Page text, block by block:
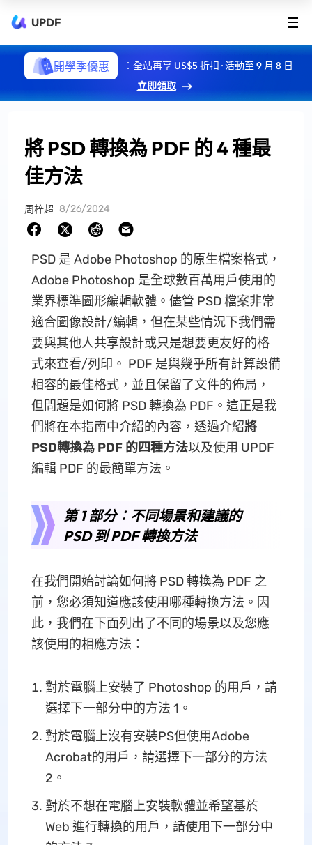
UPDF
開學季優惠
：全站再享 US$5 折扣 · 活動至 9 月 8 日
立即領取
將 PSD 轉換為 PDF 的 4 種最
佳方法
周梓超 8/26/2024
PSD 是 Adob​​e Photoshop 的原生檔案格式，
Adobe Photoshop 是全球數百萬用戶使用的
業界標準圖形編輯軟體。儘管 PSD 檔案非常
適合圖像設計/編輯，但在某些情況下我們需
要與其他人共享設計或只是想要更友好的格
式來查看/列印。 PDF 是與幾乎所有計算設備
相容的最佳格式，並且保留了文件的佈局，
但問題是如何將 PSD 轉換為 PDF。這正是我
們將在本指南中介紹的內容，透過介紹將
PSD轉換為 PDF 的四種方法以及使用 UPDF
編輯 PDF 的最簡單方法。
第 1 部分：不同場景和建議的
PSD 到 PDF 轉換方法
在我們開始討論如何將 PSD 轉換為 PDF 之
前，您必須知道應該使用哪種轉換方法。因
此，我們在下面列出了不同的場景以及您應
該使用的相應方法：
對於電腦上安裝了 Photoshop 的用戶，請
選擇下一部分中的方法 1。
對於電腦上沒有安裝PS但使用Adobe
Acrobat的用戶，請選擇下一部分的方法
2。
對於不想在電腦上安裝軟體並希望基於
Web 進行轉換的用戶，請使用下一部分中